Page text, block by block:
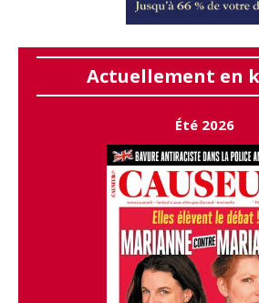
Actuellement en
Été 2026